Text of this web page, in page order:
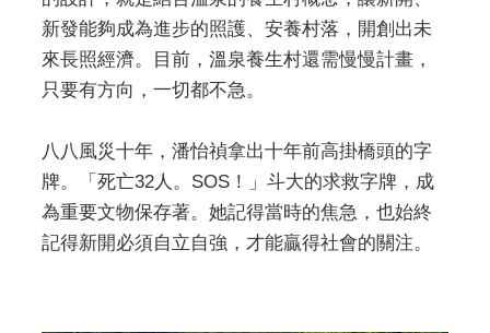
新發能夠成為進步的照護、安養村落，開創出未
來長照經濟。目前，溫泉養生村還需慢慢計畫，
只要有方向，一切都不急。
八八風災十年，潘怡禎拿出十年前高掛橋頭的字
牌。「死亡32人。SOS！」斗大的求救字牌，成
為重要文物保存著。她記得當時的焦急，也始終
記得新開必須自立自強，才能贏得社會的關注。